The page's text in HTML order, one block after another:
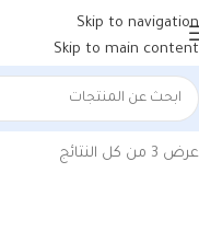
Skip to navigation
Skip to main content
الرئيسية/منتجات تحت
عرض ⁦3⁩ من كل النتائج